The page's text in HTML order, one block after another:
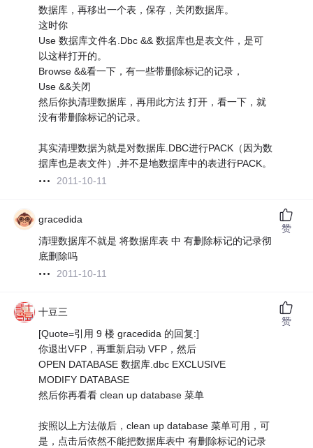
数据库，再移出一个表，保存，关闭数据库。
这时你
Use 数据库文件名.Dbc && 数据库也是表文件，是可
以这样打开的。
Browse &&看一下，有一些带删除标记的记录，
Use &&关闭
然后你执清理数据库，再用此方法 打开，看一下，就
没有带删除标记的记录。
其实清理数据为就是对数据库.DBC进行PACK（因为数
据库也是表文件）,并不是地数据库中的表进行PACK。
2011-10-11
gracedida
清理数据库不就是 将数据库表 中 有删除标记的记录彻
底删除吗
2011-10-11
赞
十豆三
[Quote=引用 9 楼 gracedida 的回复:]
你退出VFP，再重新启动 VFP，然后
OPEN DATABASE 数据库.dbc EXCLUSIVE
MODIFY DATABASE
然后你再看看 clean up database 菜单
按照以上方法做后，clean up database 菜单可用，可
是，点击后依然不能把数据库表中 有删除标记的记录
赞